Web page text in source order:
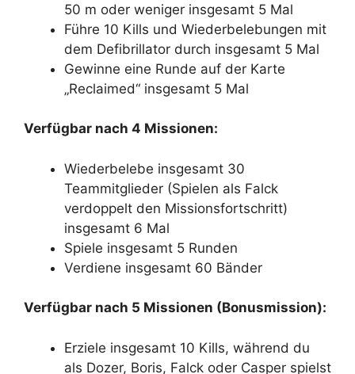
50 m oder weniger insgesamt 5 Mal
Führe 10 Kills und Wiederbelebungen mit
dem Defibrillator durch insgesamt 5 Mal
Gewinne eine Runde auf der Karte
„Reclaimed“ insgesamt 5 Mal
Verfügbar nach 4 Missionen:
Wiederbelebe insgesamt 30
Teammitglieder (Spielen als Falck
verdoppelt den Missionsfortschritt)
insgesamt 6 Mal
Spiele insgesamt 5 Runden
Verdiene insgesamt 60 Bänder
Verfügbar nach 5 Missionen (Bonusmission):
Erziele insgesamt 10 Kills, während du
als Dozer, Boris, Falck oder Casper spielst